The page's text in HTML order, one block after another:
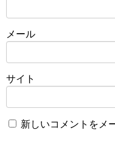
メール
サイト
新しいコメントをメ